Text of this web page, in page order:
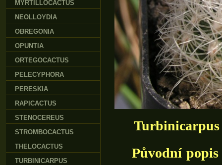
Turbinicarpus
Původní popis
MYRTILLOCACTUS
NEOLLOYDIA
OBREGONIA
OPUNTIA
ORTEGOCACTUS
PELECYPHORA
PERESKIA
RAPICACTUS
STENOCEREUS
STROMBOCACTUS
THELOCACTUS
TURBINICARPUS